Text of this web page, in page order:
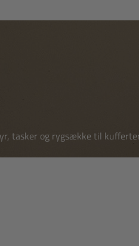
tasker og rygsække til